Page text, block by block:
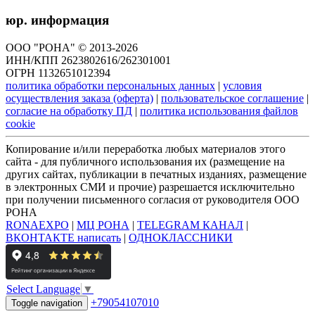
юр. информация
ООО "РОНА" © 2013-2026
ИНН/КПП 2623802616/262301001
ОГРН 1132651012394
политика обработки персональных данных | условия
осуществления заказа (оферта) | пользовательское соглашение |
согласие на обработку ПД | политика использования файлов
cookie
Копирование и/или переработка любых материалов этого
сайта - для публичного использования их (размещение на
других сайтах, публикации в печатных изданиях, размещение
в электронных СМИ и прочие) разрешается исключительно
при получении письменного согласия от руководителя ООО
РОНА
RONAEXPO | МЦ РОНА | TELEGRAM КАНАЛ |
ВКОНТАКТЕ написать | ОДНОКЛАССНИКИ
Select Language ▼
Toggle navigation +79054107010